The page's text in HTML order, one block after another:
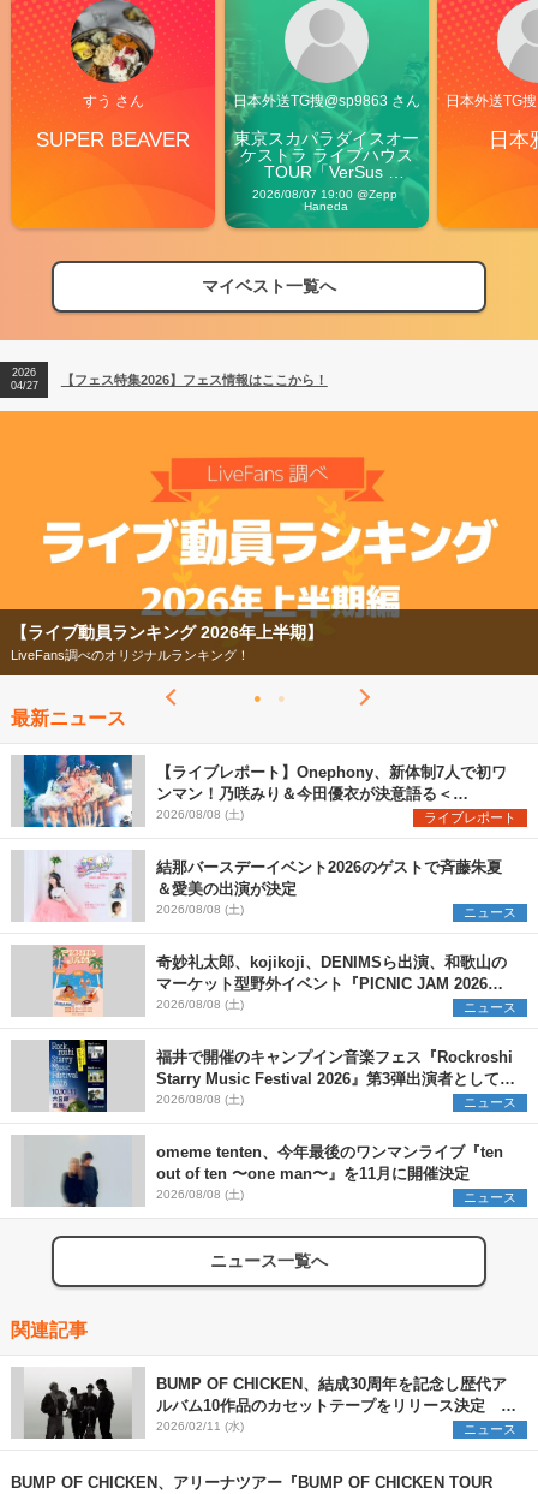
すう さん
SUPER BEAVER
日本外送TG搜@sp9863 さん
東京スカパラダイスオー
ケストラ ライブハウス
TOUR「VerSus
Carnival」
2026/08/07 19:00 @Zepp
Haneda
日本外送TG
日本
マイベスト一覧へ
【フェス特集2026】フェス情報はここから！
【ライブ動員ランキング】2026年上半期編発表！
2026
04/27
【フェス特集2026】フェス情報はここから！
2026
【フェス特集2026】
今年もフェスの季節がやってきた！
最新ニュース
【ライブレポート】Onephony、新体制7人で初ワ
ンマン！乃咲みり＆今田優衣が決意語る＜
Onephony新体制1st Oneman Live はじまりの夏
＞
2026/08/08 (土) ライブレポート
結那バースデーイベント2026のゲストで斉藤朱夏
＆愛美の出演が決定
2026/08/08 (土) ニュース
奇妙礼太郎、kojikoji、DENIMSら出演、和歌山の
マーケット型野外イベント『PICNIC JAM 2026』
早割チケット発売開始
2026/08/08 (土) ニュース
福井で開催のキャンプイン音楽フェス『Rockroshi
Starry Music Festival 2026』第3弾出演者として
SCOOBIE DO、かりゆし58、Reiを発表
2026/08/08 (土) ニュース
omeme tenten、今年最後のワンマンライブ『ten
out of ten 〜one man〜』を11月に開催決定
2026/08/08 (土) ニュース
ニュース一覧へ
関連記事
BUMP OF CHICKEN、結成30周年を記念し歴代ア
ルバム10作品のカセットテープをリリース決定 ツ
アーの追加公演を発表
2026/02/11 (水) ニュース
BUMP OF CHICKEN、アリーナツアー『BUMP OF CHICKEN TOUR